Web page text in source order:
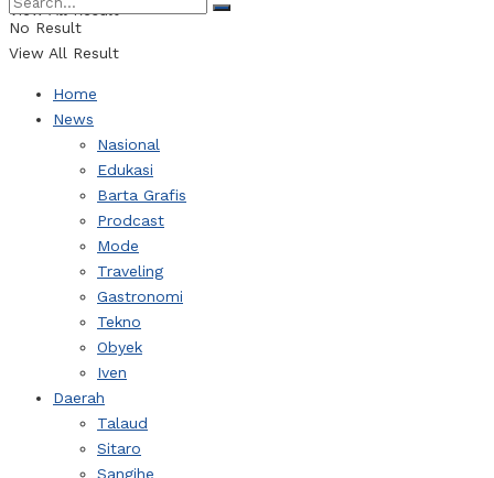
View All Result
No Result
View All Result
Home
News
Nasional
Edukasi
Barta Grafis
Prodcast
Mode
Traveling
Gastronomi
Tekno
Obyek
Iven
Daerah
Talaud
Sitaro
Sangihe